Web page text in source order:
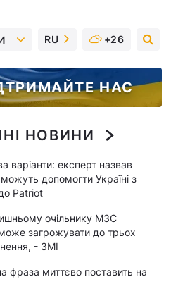
RU +26
НАС
НОВИНИ
варіанти: експерт назвав
можуть допомогти Україні з
Patriot
очільнику МЗС
загрожувати до трьох
- ЗМІ
фраза миттєво поставить на